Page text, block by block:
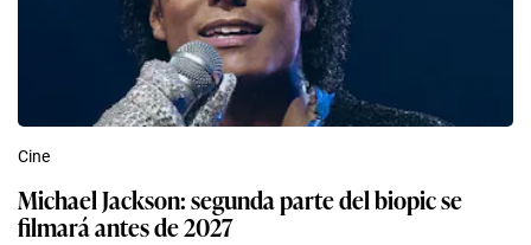
Cine
Michael Jackson: segunda parte del biopic se
filmará antes de 2027